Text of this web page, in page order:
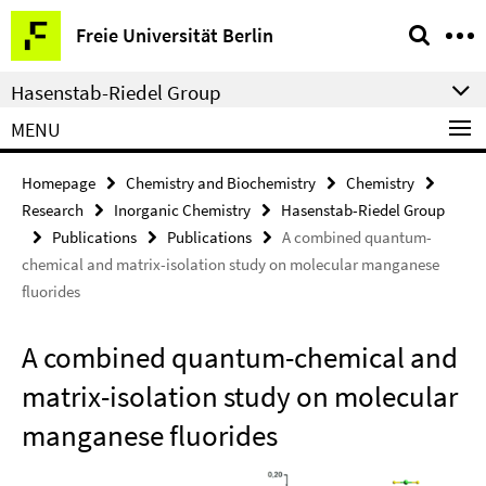
Springe
direkt
zu
Inhalt
Freie Universität Berlin
Service
Navigation
Hasenstab-Riedel Group
MENU
Homepage Chemistry and Biochemistry
Chemistry
Research
Inorganic Chemistry
Hasenstab-Riedel Group
Publications
Publications
A combined quantum-
chemical and matrix-isolation study on molecular manganese
fluorides
A combined quantum-chemical and
matrix-isolation study on molecular
manganese fluorides